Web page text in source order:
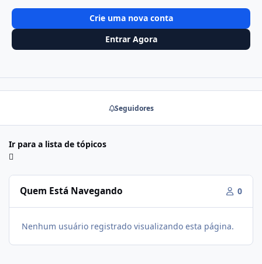
Crie uma nova conta
Entrar Agora
Seguidores
Ir para a lista de tópicos
Quem Está Navegando 0
Nenhum usuário registrado visualizando esta página.